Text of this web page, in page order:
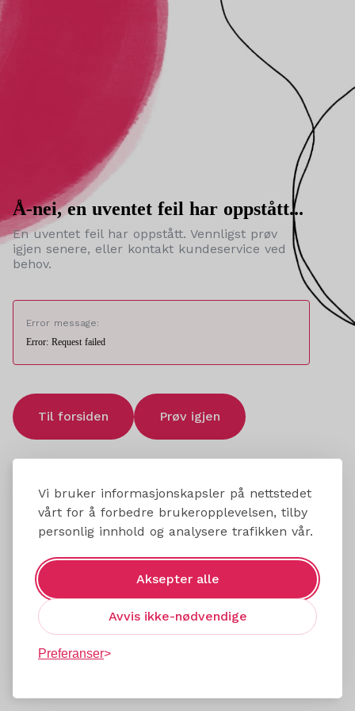
Vi bruker informasjonskapsler på nettstedet
vårt for å forbedre brukeropplevelsen, tilby
personlig innhold og analysere trafikken vår.
Aksepter alle
Avvis ikke-nødvendige
Preferanser
Å-nei, en uventet feil har oppstått...
En uventet feil har oppstått. Vennligst prøv
igjen senere, eller kontakt kundeservice ved
behov.
Error message:
Error: Request failed
Til forsiden Prøv igjen